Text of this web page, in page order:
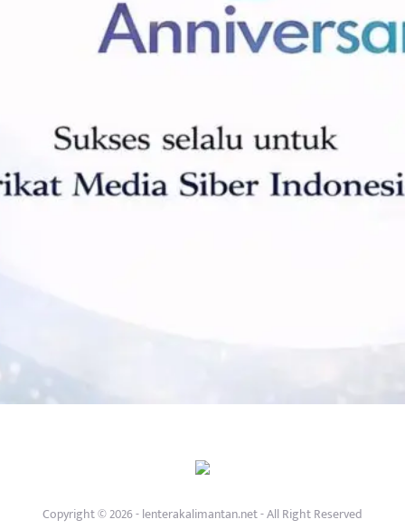
Copyright © 2026 - lenterakalimantan.net - All Right Reserved